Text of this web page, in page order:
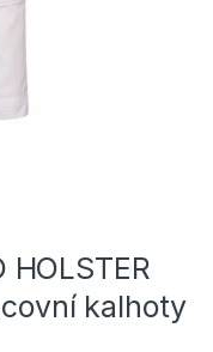
HOLSTER
kalhoty